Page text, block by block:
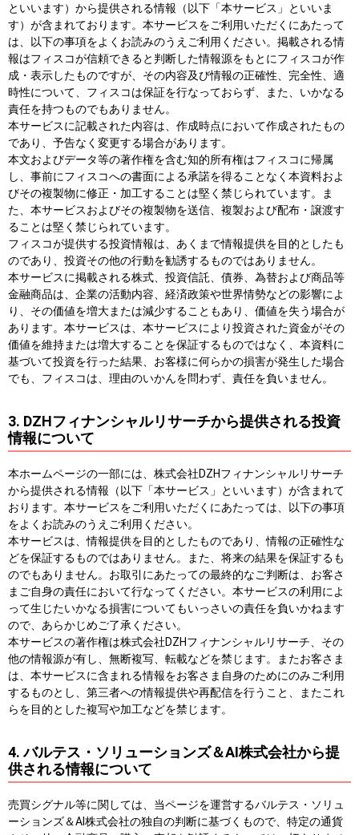
といいます）から提供される情報（以下「本サービス」といいま
す）が含まれております。本サービスをご利用いただくにあたって
は、以下の事項をよくお読みのうえご利用ください。掲載される情
報はフィスコが信頼できると判断した情報源をもとにフィスコが作
成・表示したものですが、その内容及び情報の正確性、完全性、適
時性について、フィスコは保証を行なっておらず、また、いかなる
責任を持つものでもありません。
本サービスに記載された内容は、作成時点において作成されたもの
であり、予告なく変更する場合があります。
本文およびデータ等の著作権を含む知的所有権はフィスコに帰属
し、事前にフィスコへの書面による承諾を得ることなく本資料およ
びその複製物に修正・加工することは堅く禁じられています。ま
た、本サービスおよびその複製物を送信、複製および配布・譲渡す
ることは堅く禁じられています。
フィスコが提供する投資情報は、あくまで情報提供を目的としたも
のであり、投資その他の行動を勧誘するものではありません。
本サービスに掲載される株式、投資信託、債券、為替および商品等
金融商品は、企業の活動内容、経済政策や世界情勢などの影響によ
り、その価値を増大または減少することもあり、価値を失う場合が
あります。本サービスは、本サービスにより投資された資金がその
価値を維持または増大することを保証するものではなく、本資料に
基づいて投資を行った結果、お客様に何らかの損害が発生した場合
でも、フィスコは、理由のいかんを問わず、責任を負いません。
3. DZHフィナンシャルリサーチから提供される投資
情報について
本ホームページの一部には、株式会社DZHフィナンシャルリサーチ
から提供される情報（以下「本サービス」といいます）が含まれて
おります。本サービスをご利用いただくにあたっては、以下の事項
をよくお読みのうえご利用ください。
本サービスは、情報提供を目的としたものであり、情報の正確性な
どを保証するものではありません。また、将来の結果を保証するも
のでもありません。お取引にあたっての最終的なご判断は、お客さ
まご自身の責任において行なってください。本サービスの利用によ
って生じたいかなる損害についてもいっさいの責任を負いかねます
ので、あらかじめご了承ください。
本サービスの著作権は株式会社DZHフィナンシャルリサーチ、その
他の情報源が有し、無断複写、転載などを禁じます。またお客さま
は、本サービスに含まれる情報をお客さま自身のためにのみご利用
するものとし、第三者への情報提供や再配信を行うこと、またこれ
らを目的とした複写や加工などを禁じます。
4. バルテス・ソリューションズ＆AI株式会社から提
供される情報について
売買シグナル等に関しては、当ページを運営するバルテス・ソリュ
ーションズ＆AI株式会社の独自の判断に基づくもので、特定の通貨